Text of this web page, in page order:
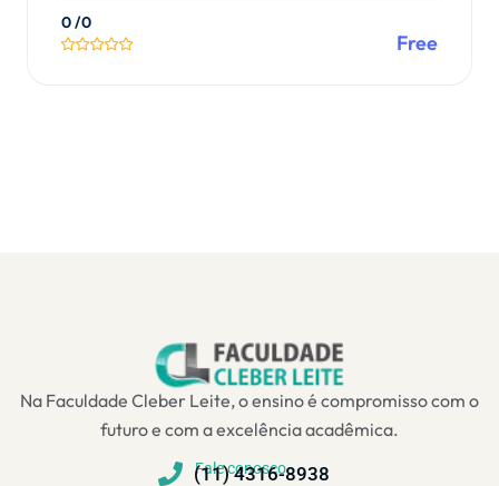
0/0
Free
Na Faculdade Cleber Leite, o ensino é compromisso com o
futuro e com a excelência acadêmica.
Fale conosco
(11) 4316-8938